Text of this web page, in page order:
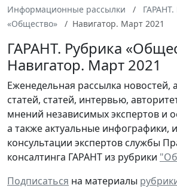
Информационные рассылки
ГАРАНТ.
«Общество»
Навигатор. Март 2021
ГАРАНТ. Рубрика
Навигатор. Март 2021
Еженедельная рассылка новостей,
статей, статей, интервью,
мнений независимых экспертов и
а также актуальные инфографики,
консультации экспертов службы
консалтинга ГАРАНТ из рубрики
Подписаться на материалы